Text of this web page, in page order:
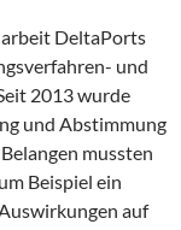
DeltaPorts
und
2013 wurde
und Abstimmung
mussten
Beispiel ein
auf